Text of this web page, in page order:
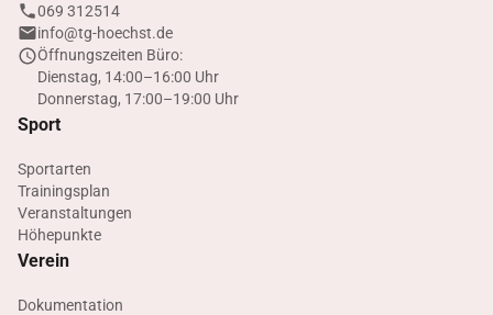
069 312514
info@tg-hoechst.de
Öffnungszeiten Büro:
Dienstag, 14:00–16:00 Uhr
Donnerstag, 17:00–19:00 Uhr
Sport
Sportarten
Trainingsplan
Veranstaltungen
Höhepunkte
Verein
Dokumentation